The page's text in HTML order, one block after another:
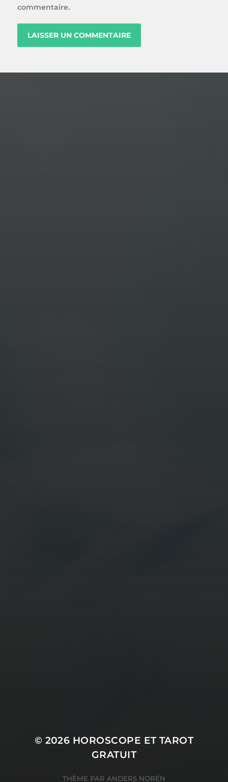
commentaire.
© 2026 HOROSCOPE ET TAROT
GRATUIT
THÈME PAR ANDERS NORÉN